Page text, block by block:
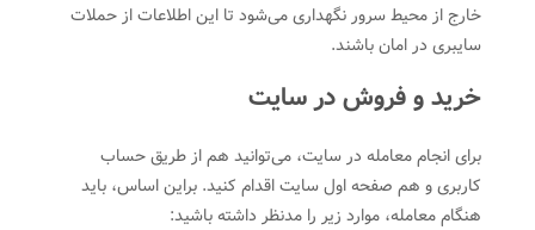
خارج از محیط سرور نگهداری می‌شود تا این اطلاعات از حملات
سایبری در امان باشند.
خرید و فروش در سایت
برای انجام معامله در سایت، می‌توانید هم از طریق حساب
کاربری و هم صفحه اول سایت اقدام کنید. براین اساس، باید
هنگام معامله، موارد زیر را مدنظر داشته باشید: